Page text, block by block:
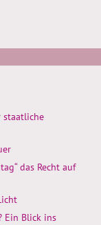
staatliche
das Recht auf
Ein Blick ins